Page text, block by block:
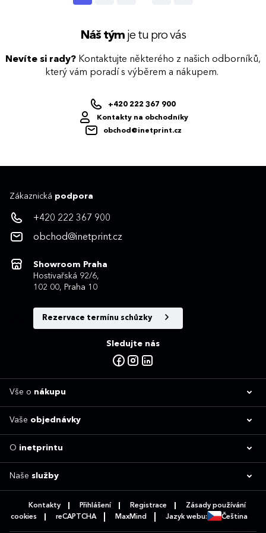
Náš týmje tu pro vás
Nevíte si rady? Kontaktujte některého z našich odborníků,
který vám poradí s výběrem a nákupem.
+420 222 367 900
Kontakty na obchodníky
obchod@inetprint.cz
Zákaznická podpora
+420 222 367 900
obchod@inetprint.cz
Showroom Praha
Hostivařská 92/6,
102 00, Praha 10
Rezervace termínu schůzky
Sledujte nás
Vše o nákupu
Vaše objednávky
O inetprintu
Naše služby
Kontakty Přihlášení Registrace
Zásady používání
cookies
reCAPTCHA MaxMind Jazyk webu: Čeština